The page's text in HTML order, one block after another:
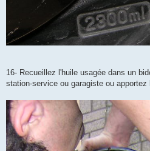
16- Recueillez l'huile usagée dans un
station-service ou garagiste ou